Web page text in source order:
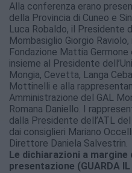
Alla conferenza erano
della Provincia di Cuneo e
Luca Robaldo, il Presidente
Mombasiglio Giorgio
Fondazione Mattia
insieme al Presidente
Mongia, Cevetta, Langa
Mottinelli e alla
Amministrazione del GAL
Romana Daniello. I
dalla Presidente dell’ATL
dai consiglieri Mariano
Direttore Daniela Salvestrin.
Le dichiarazioni a
presentazione (GUARDA IL